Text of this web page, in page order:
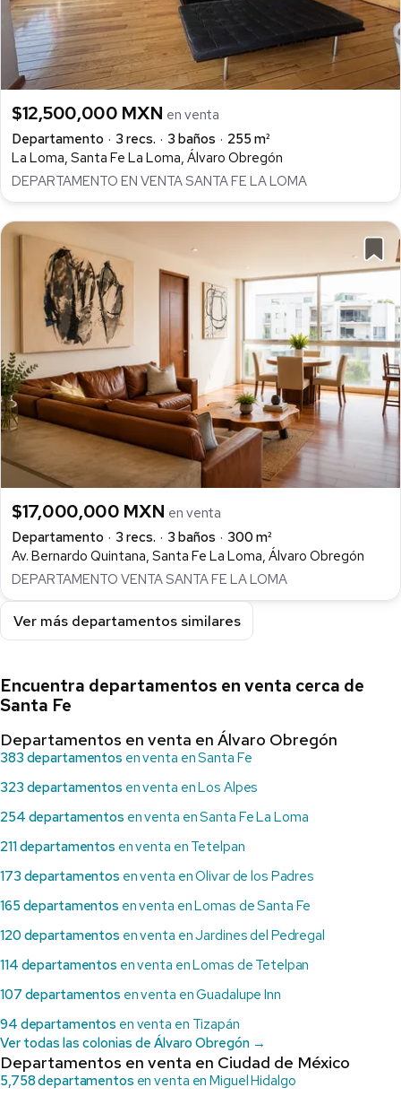
$12,500,000 MXN en venta
Departamento
3 recs. 3 baños
255 m²
La Loma, Santa Fe La Loma, Álvaro Obregón
DEPARTAMENTO EN VENTA SANTA FE LA LOMA
$17,000,000 MXN en venta
Departamento
3 recs. 3 baños
300 m²
Av. Bernardo Quintana, Santa Fe La Loma, Álvaro Obregón
DEPARTAMENTO VENTA SANTA FE LA LOMA
Ver más departamentos similares
Encuentra departamentos en venta cerca de
Santa Fe
Departamentos en venta en Álvaro Obregón
383 departamentos en venta en Santa Fe
323 departamentos en venta en Los Alpes
254 departamentos en venta en Santa Fe La Loma
211 departamentos en venta en Tetelpan
173 departamentos en venta en Olivar de los Padres
165 departamentos en venta en Lomas de Santa Fe
120 departamentos en venta en Jardines del Pedregal
114 departamentos en venta en Lomas de Tetelpan
107 departamentos en venta en Guadalupe Inn
94 departamentos en venta en Tizapán
Ver todas las colonias de Álvaro Obregón →
Departamentos en venta en Ciudad de México
5,758 departamentos en venta en Miguel Hidalgo